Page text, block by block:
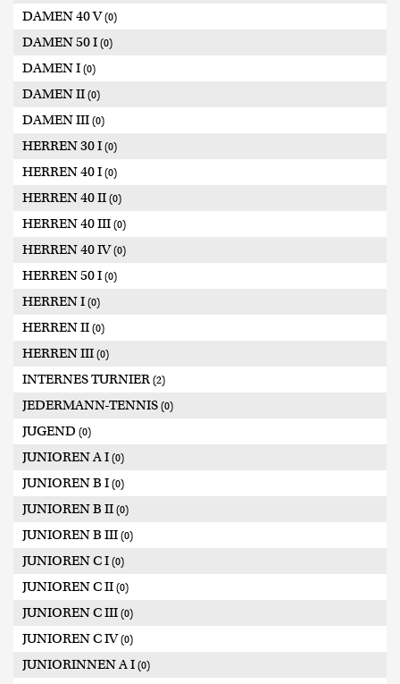
DAMEN 40 V(0)
DAMEN 50 I (0)
DAMEN I (0)
DAMEN II (0)
DAMEN III (0)
HERREN 30 I (0)
HERREN 40 I (0)
HERREN 40 II (0)
HERREN 40 III (0)
HERREN 40 IV(0)
HERREN 50 I (0)
HERREN I (0)
HERREN II (0)
HERREN III (0)
INTERNES TURNIER (2)
JEDERMANN-TENNIS (0)
JUGEND (0)
JUNIOREN A I (0)
JUNIOREN B I (0)
JUNIOREN B II (0)
JUNIOREN B III (0)
JUNIOREN C I (0)
JUNIOREN C II (0)
JUNIOREN C III (0)
JUNIOREN C IV(0)
JUNIORINNEN A I (0)